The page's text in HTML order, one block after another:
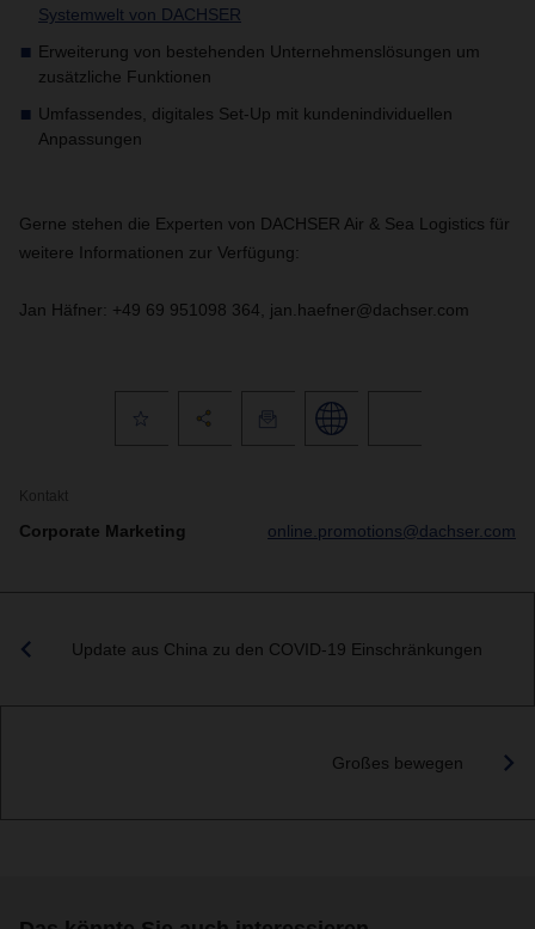
Systemwelt von DACHSER
Erweiterung von bestehenden Unternehmenslösungen um
zusätzliche Funktionen
Umfassendes, digitales Set-Up mit kundenindividuellen
Anpassungen
Gerne stehen die Experten von DACHSER Air & Sea Logistics für
weitere Informationen zur Verfügung:
Jan Häfner: +49 69 951098 364, jan.haefner@dachser.com
Kontakt
Corporate Marketing online.promotions@dachser.com
Update aus China zu den COVID-19 Einschränkungen
Großes bewegen